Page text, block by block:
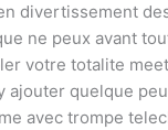
divertissement
ne peux avant
votre totalite
ajouter quelque
avec trompe